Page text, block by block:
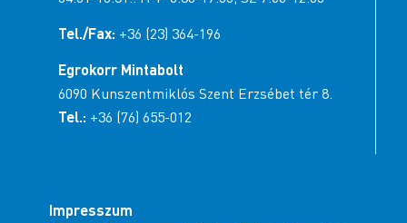
Tel./Fax: +36 (23) 364-196
Egrokorr Mintabolt
6090 Kunszentmiklós Szent Erzsébet tér 8.
Tel.: +36 (76) 655-012
Impresszum